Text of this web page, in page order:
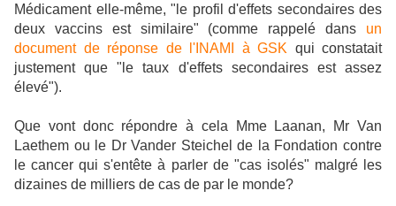
Médicament elle-même, "le profil d'effets secondaires des
deux vaccins est similaire" (comme rappelé dans un
document de réponse de l'INAMI à GSK qui constatait
justement que "le taux d'effets secondaires est assez
élevé").
Que vont donc répondre à cela Mme Laanan, Mr Van
Laethem ou le Dr Vander Steichel de la Fondation contre
le cancer qui s'entête à parler de "cas isolés" malgré les
dizaines de milliers de cas de par le monde?